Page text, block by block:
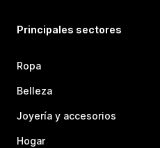
Principales sectores
Ropa
Belleza
Joyería y accesorios
Hogar